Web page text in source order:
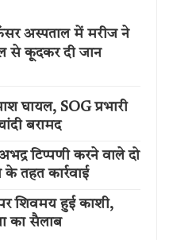
अस्पताल में मरीज ने
से कूदकर दी जान
घायल, SOG प्रभारी
बरामद
टिप्पणी करने वाले दो
तहत कार्रवाई
शिवमय हुई काशी,
का सैलाब